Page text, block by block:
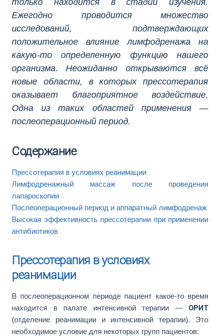
только находится в стадии изучения.
Ежегодно проводится множество
исследований, подтверждающих
положительное влияние лимфодренажа на
какую-то определенную функцию нашего
организма. Неожиданно открываются всё
новые области, в которых прессотерапия
оказывает благоприятное воздействие.
Одна из таких областей применения —
послеоперационный период.
Содержание
Прессотерапия в условиях реанимации
Лимфодренажный массаж после проведения
лапароскопии
Послеоперационный период и аппаратный лимфодренаж
Высокая эффективность прессотерапии при применении
антибиотиков
Прессотерапия в условиях
реанимации
В послеоперационном периоде пациент какое-то время
находится в палате интенсивной терапии — ОРИТ
(отделение реанимации и интенсивной терапии). Это
необходимое условие для некоторых групп пациентов: